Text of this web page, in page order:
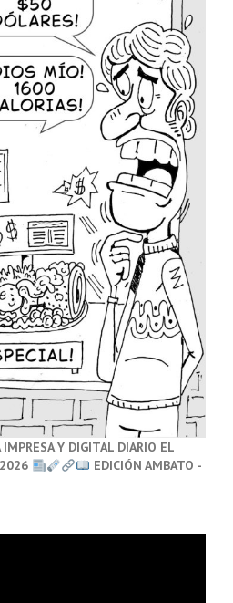
IMPRESA Y DIGITAL DIARIO EL
EDICIÓN AMBATO -